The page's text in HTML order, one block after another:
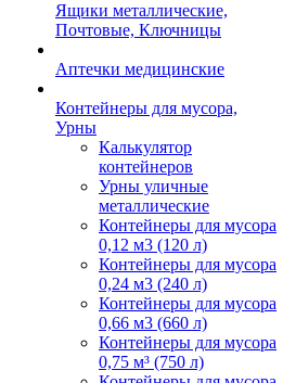
Ящики металлические,
Почтовые, Ключницы
Аптечки медицинские
Контейнеры для мусора,
Урны
Калькулятор
контейнеров
Урны уличные
металлические
Контейнеры для мусора
0,12 м3 (120 л)
Контейнеры для мусора
0,24 м3 (240 л)
Контейнеры для мусора
0,66 м3 (660 л)
Контейнеры для мусора
0,75 м³ (750 л)